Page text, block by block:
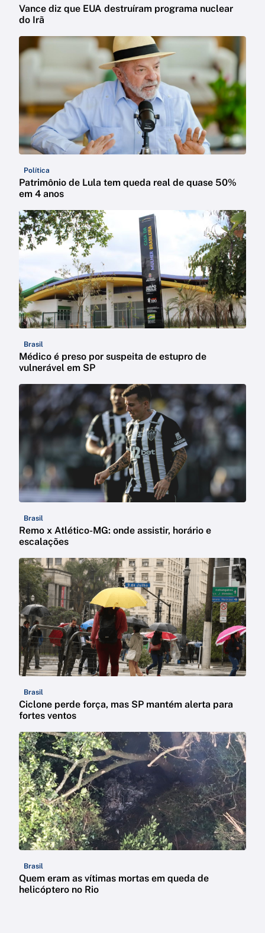
Vance diz que EUA destruíram programa nuclear
do Irã
Política
Patrimônio de Lula tem queda real de quase 50%
em 4 anos
Brasil
Médico é preso por suspeita de estupro de
vulnerável em SP
Brasil
Remo x Atlético-MG: onde assistir, horário e
escalações
Brasil
Ciclone perde força, mas SP mantém alerta para
fortes ventos
Brasil
Quem eram as vítimas mortas em queda de
helicóptero no Rio